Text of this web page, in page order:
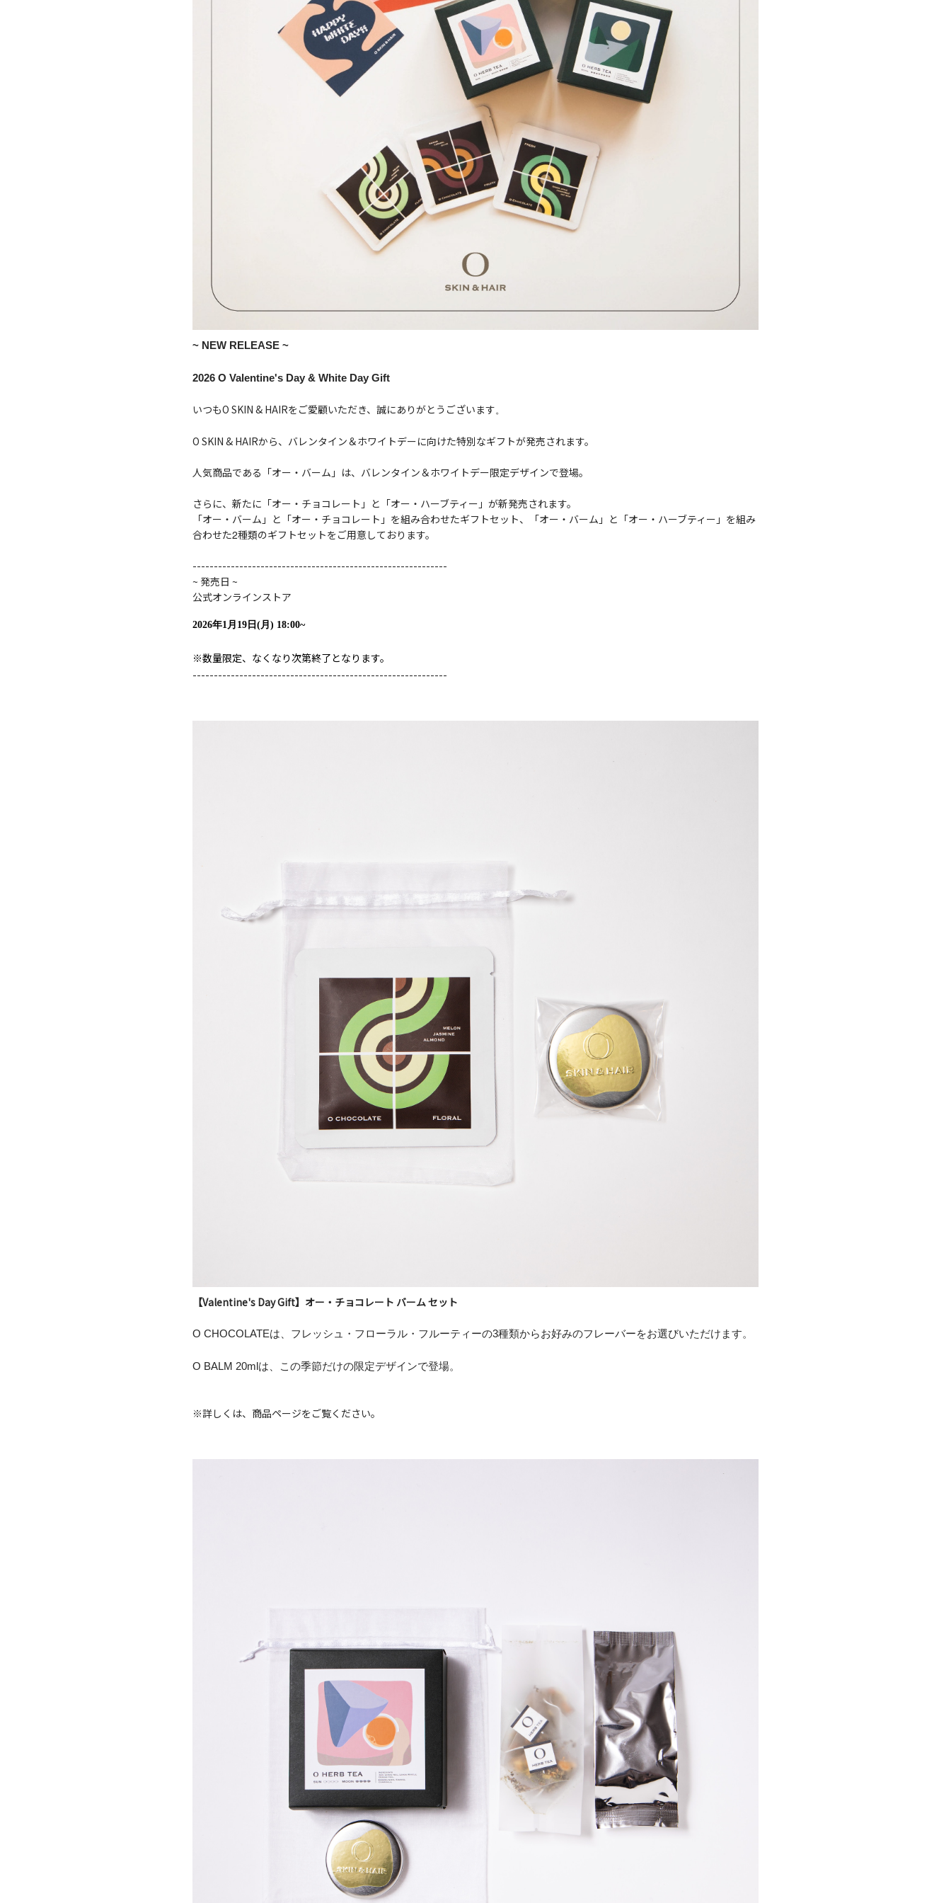
~ NEW RELEASE ~
2026 O Valentine's Day & White Day Gift
いつもO SKIN & HAIRをご愛顧いただき、誠にありがとうございます。
O SKIN & HAIRから、バレンタイン＆ホワイトデーに向けた特別なギフトが発売されます。
人気商品である「オー・バーム」は、バレンタイン＆ホワイトデー限定デザインで登場。
さらに、新たに「オー・チョコレート」と「オー・ハーブティー」が新発売されます。
「オー・バーム」と「オー・チョコレート」を組み合わせたギフトセット、「オー・バーム」と「オー・ハーブティー」を組み
合わせた2種類のギフトセットをご用意しております。
------------------------------------------------------------
~ 発売日 ~
公式オンラインストア
2026年1月19日(月) 18:00~
※数量限定、なくなり次第終了となります。
------------------------------------------------------------
【Valentine's Day Gift】オー・チョコレート バーム セット
O CHOCOLATEは、フレッシュ・フローラル・フルーティーの3種類からお好みのフレーバーをお選びいただけます。
O BALM 20mlは、この季節だけの限定デザインで登場。
※詳しくは、商品ページをご覧ください。